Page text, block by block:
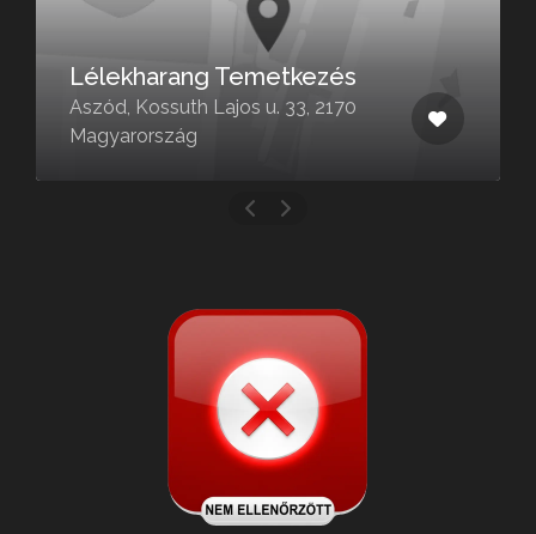
Lélekharang Temetkezés
Aszód, Kossuth Lajos u. 33, 2170
Magyarország